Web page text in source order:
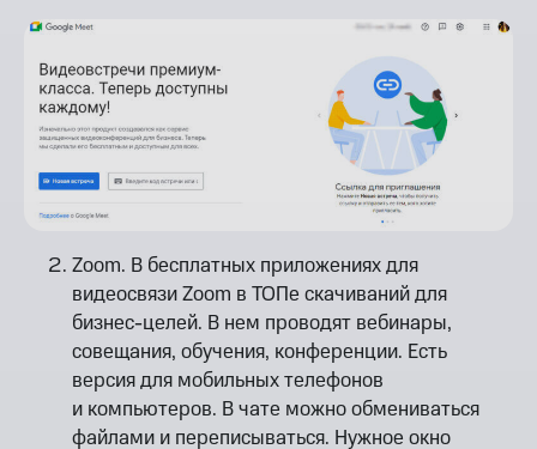
Zoom. В бесплатных приложениях для
видеосвязи Zoom в ТОПе скачиваний для
бизнес-целей. В нем проводят вебинары,
совещания, обучения, конференции. Есть
версия для мобильных телефонов
и компьютеров. В чате можно обмениваться
файлами и переписываться. Нужное окно